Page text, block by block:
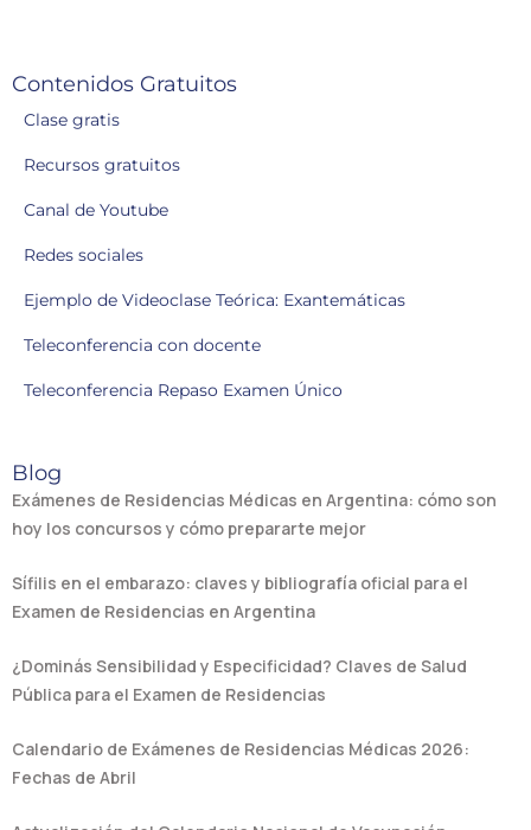
Contenidos Gratuitos
Clase gratis
Recursos gratuitos
Canal de Youtube
Redes sociales
Ejemplo de Videoclase Teórica: Exantemáticas
Teleconferencia con docente
Teleconferencia Repaso Examen Único
Blog
Exámenes de Residencias Médicas en Argentina: cómo son
hoy los concursos y cómo prepararte mejor
Sífilis en el embarazo: claves y bibliografía oficial para el
Examen de Residencias en Argentina
¿Dominás Sensibilidad y Especificidad? Claves de Salud
Pública para el Examen de Residencias
Calendario de Exámenes de Residencias Médicas 2026:
Fechas de Abril